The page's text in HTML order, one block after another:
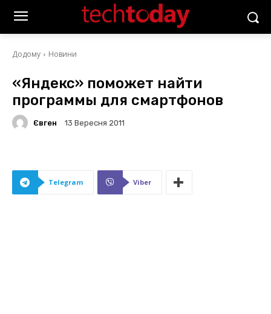
Додому Новини
«Яндекс» поможет найти
программы для смартфонов
Євген 13 Вересня 2011
Telegram Viber